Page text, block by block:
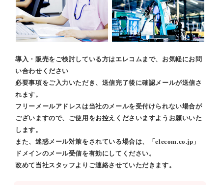
導入・販売をご検討している方はエレコムまで、お気軽にお問
い合わせください
必要事項をご入力いただき、送信完了後に確認メールが送信さ
れます。
フリーメールアドレスは当社のメールを受付けられない場合が
ございますので、ご使用をお控えくださいますようお願いいた
します。
また、迷惑メール対策をされている場合は、「elecom.co.jp」
ドメインのメール受信を有効にしてください。
改めて当社スタッフよりご連絡させていただきます。